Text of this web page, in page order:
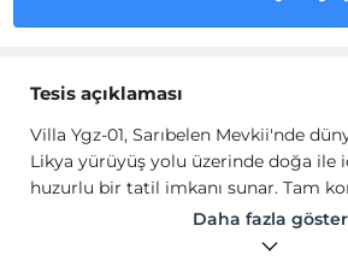
Tesis açıklaması
Villa Ygz-01, Sarıbelen Mevkii'nde
Likya yürüyüş yolu üzerinde doğa ile
huzurlu bir tatil imkanı sunar. Tam
balayı çiftleri, muhafazakar aileler ve
doğa ile baş başa tatil yapmak
Daha fazla göster